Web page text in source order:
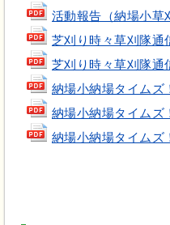
活動報告（納場小草
芝刈り時々草刈隊通
芝刈り時々草刈隊通
納場小納場タイムズ
納場小納場タイムズ
納場小納場タイムズ